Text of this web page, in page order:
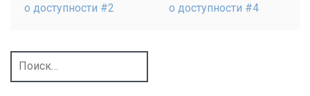
о доступности #2
о доступности #4